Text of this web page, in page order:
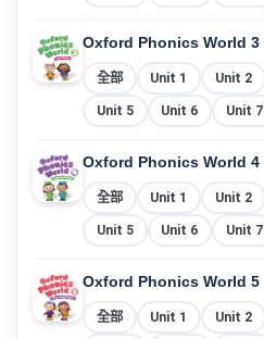
Oxford Phonics World 3
全部 Unit 1 Unit 2
Unit 5
Unit 6 Unit 7
Oxford Phonics World 4
全部 Unit 1 Unit 2
Unit 5
Unit 6 Unit 7
Oxford Phonics World 5
全部 Unit 1 Unit 2